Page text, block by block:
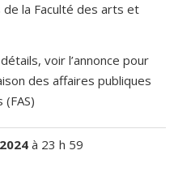
de la Faculté des arts et
voir l’annonce pour
des affaires publiques
à 23 h 59